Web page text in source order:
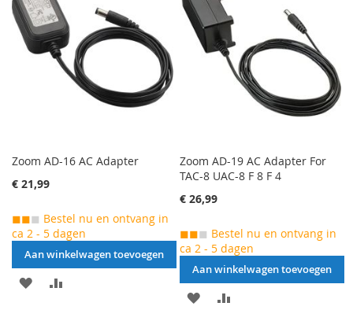
VERGELIJKEN
TE
VERGELIJKEN
Zoom AD-16 AC Adapter
€ 21,99
◼◼◼ Bestel nu en ontvang in
ca 2 - 5 dagen
Aan winkelwagen toevoegen
AAN
Zoom AD-19 AC Adapter For
TAC-8 UAC-8 F 8 F 4
€ 26,99
◼◼◼ Bestel nu en ontvang in
ca 2 - 5 dagen
Aan winkelwagen toevoegen
AAN